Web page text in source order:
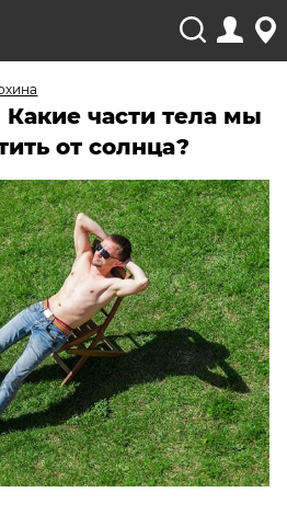
Какие части тела мы
от солнца?